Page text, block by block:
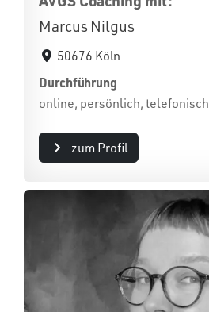
Marcus Nilgus
50676 Köln
Durchführung
online, persönlich, telefonisch
zum Profil